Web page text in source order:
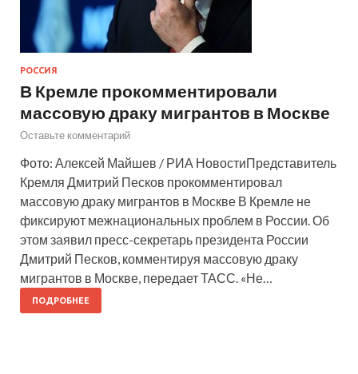
РОССИЯ
В Кремле прокомментировали
массовую драку мигрантов в Москве
Оставьте комментарий
Фото: Алексей Майшев / РИА НовостиПредставитель
Кремля Дмитрий Песков прокомментировал
массовую драку мигрантов в Москве В Кремле не
фиксируют межнациональных проблем в России. Об
этом заявил пресс-секретарь президента России
Дмитрий Песков, комментируя массовую драку
мигрантов в Москве, передает ТАСС. «Не…
ПОДРОБНЕЕ